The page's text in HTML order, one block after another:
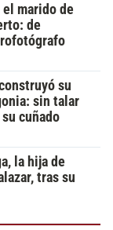
marido de
de
su
sin talar
cuñado
la hija de
tras su